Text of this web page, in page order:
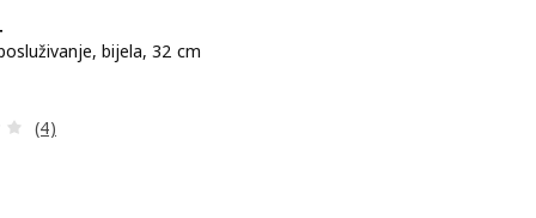
bijela, 32 cm
9,99€
Revizija: 4 od 5 zvjezdica. Ukupno recenzija:
(4)